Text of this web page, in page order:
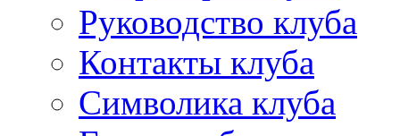
Руководство клуба
Контакты клуба
Символика клуба